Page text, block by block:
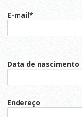
E-mail*
Data de
Endereço